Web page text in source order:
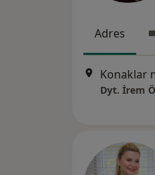
Adres
Dyt. İrem